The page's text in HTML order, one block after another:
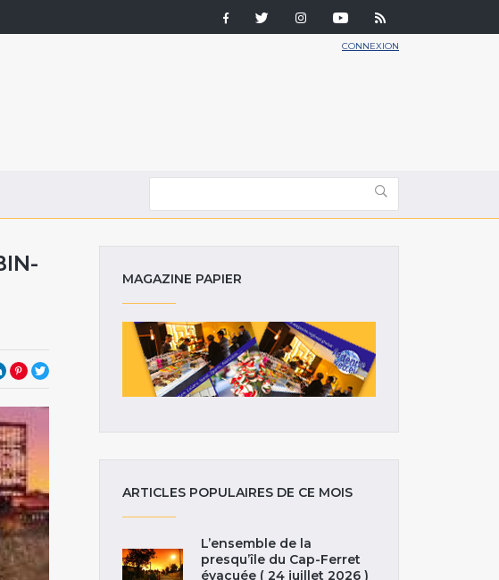
CONNEXION
MAGAZINE PAPIER
ARTICLES POPULAIRES DE CE MOIS
L’ensemble de la
presqu’île du Cap-Ferret
évacuée ( 24 juillet 2026 )